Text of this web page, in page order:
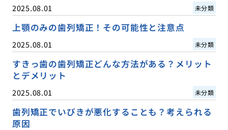
2025.08.01 未分類
上顎のみの歯列矯正！その可能性と注意点
2025.08.01 未分類
すきっ歯の歯列矯正どんな方法がある？メリット
とデメリット
2025.08.01 未分類
歯列矯正でいびきが悪化することも？考えられる
原因